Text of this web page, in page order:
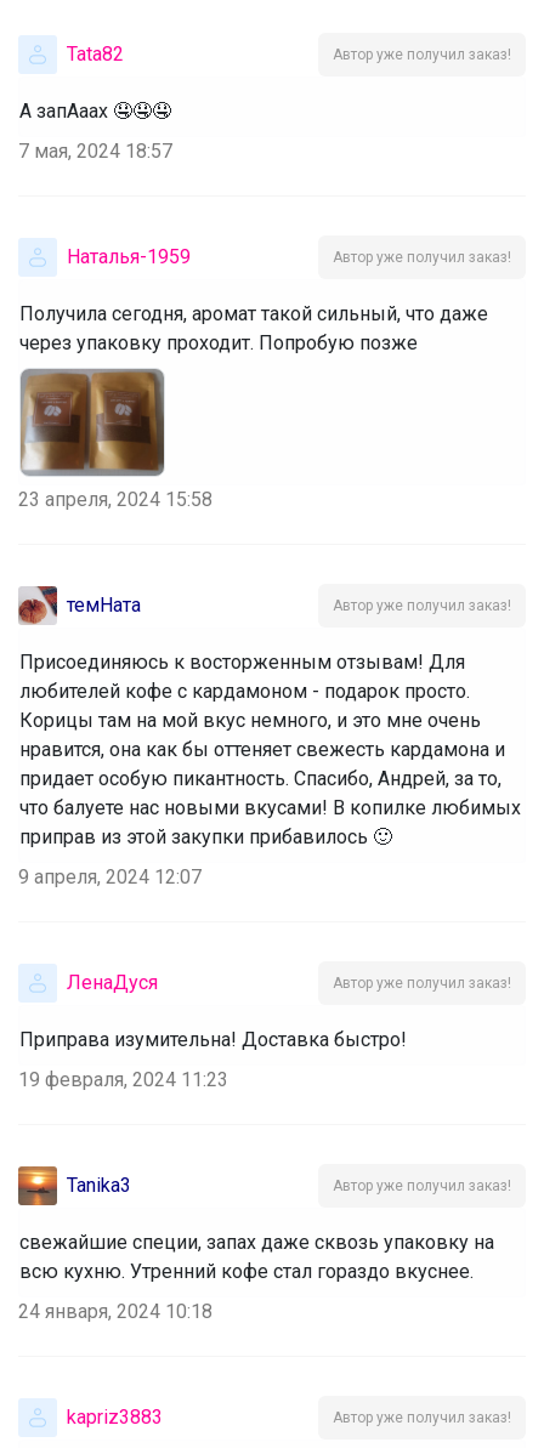
Tata82 Автор уже получил заказ!
А запАаах 🤤🤤🤤
7 мая, 2024 18:57
Наталья-1959 Автор уже получил заказ!
Получила сегодня, аромат такой сильный, что даже
через упаковку проходит. Попробую позже
23 апреля, 2024 15:58
темНата Автор уже получил заказ!
Присоединяюсь к восторженным отзывам! Для
любителей кофе с кардамоном - подарок просто.
Корицы там на мой вкус немного, и это мне очень
нравится, она как бы оттеняет свежесть кардамона и
придает особую пикантность. Спасибо, Андрей, за то,
что балуете нас новыми вкусами! В копилке любимых
приправ из этой закупки прибавилось 🙂
9 апреля, 2024 12:07
ЛенаДуся Автор уже получил заказ!
Приправа изумительна! Доставка быстро!
19 февраля, 2024 11:23
Tanika3 Автор уже получил заказ!
свежайшие специи, запах даже сквозь упаковку на
всю кухню. Утренний кофе стал гораздо вкуснее.
24 января, 2024 10:18
kapriz3883 Автор уже получил заказ!